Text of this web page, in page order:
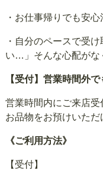
・お仕事帰りでも安
・自分のペースで受
い…」そんな心配がな
【受付】営業時間外
営業時間内にご来店
お品物をお預けいただ
《ご利用方法》
【受付】